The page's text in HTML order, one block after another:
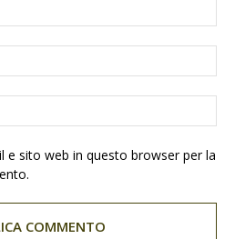
e sito web in questo browser per la